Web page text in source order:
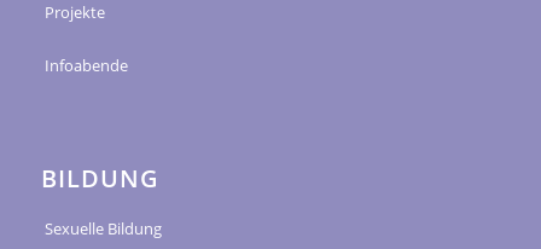
Projekte
Infoabende
BILDUNG
Sexuelle Bildung